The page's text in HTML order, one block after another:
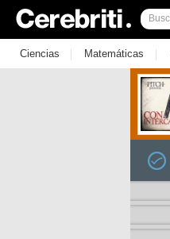
Ciencias | Matemáticas |